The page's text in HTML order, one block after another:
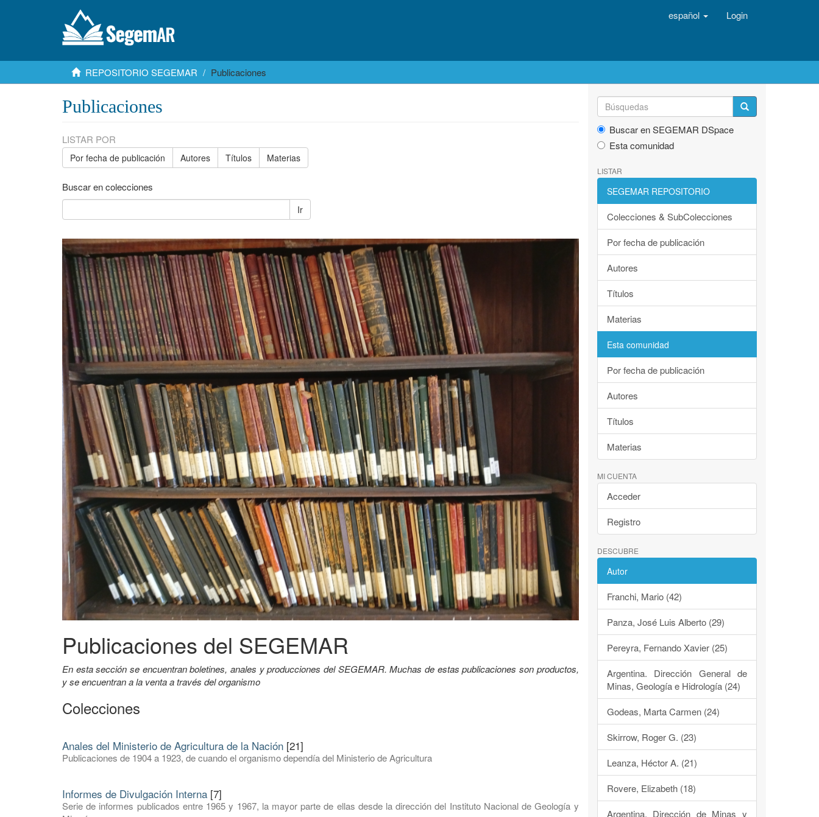
español Login
REPOSITORIO SEGEMAR Publicaciones
Publicaciones
LISTAR POR
Por fecha de publicación Autores Títulos Materias
Buscar en colecciones
Ir
Publicaciones del SEGEMAR
En esta sección se encuentran boletines, anales y producciones del SEGEMAR. Muchas de estas publicaciones son productos,
y se encuentran a la venta a través del organismo
Colecciones
Anales del Ministerio de Agricultura de la Nación [21]
Publicaciones de 1904 a 1923, de cuando el organismo dependía del Ministerio de Agricultura
Informes de Divulgación Interna [7]
Serie de informes publicados entre 1965 y 1967, la mayor parte de ellas desde la dirección del Instituto Nacional de Geología y
Buscar en SEGEMAR DSpace
Esta comunidad
LISTAR
SEGEMAR REPOSITORIO
Colecciones & SubColecciones
Por fecha de publicación
Autores
Títulos
Materias
Esta comunidad
Por fecha de publicación
Autores
Títulos
Materias
MI CUENTA
Acceder
Registro
DESCUBRE
Autor
Franchi, Mario (42)
Panza, José Luis Alberto (29)
Pereyra, Fernando Xavier (25)
Argentina. Dirección General de
Minas, Geología e Hidrología (24)
Godeas, Marta Carmen (24)
Skirrow, Roger G. (23)
Leanza, Héctor A. (21)
Rovere, Elizabeth (18)
Argentina. Dirección de Minas y